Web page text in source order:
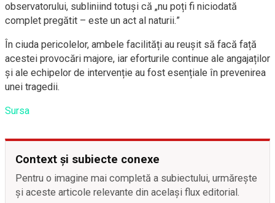
observatorului, subliniind totuși că „nu poți fi niciodată
complet pregătit – este un act al naturii.”
În ciuda pericolelor, ambele facilități au reușit să facă față
acestei provocări majore, iar eforturile continue ale angajaților
și ale echipelor de intervenție au fost esențiale în prevenirea
unei tragedii.
Sursa
Context și subiecte conexe
Pentru o imagine mai completă a subiectului, urmărește
și aceste articole relevante din același flux editorial.